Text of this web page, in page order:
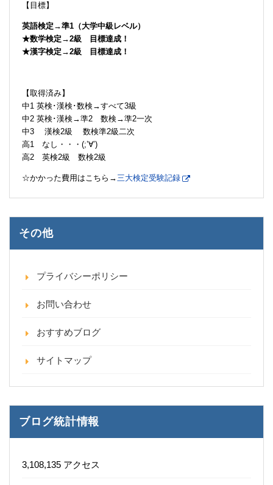
【目標】
英語検定→準1（大学中級レベル）
★数学検定→2級 目標達成！
★漢字検定→2級 目標達成！
【取得済み】
中1 英検･漢検･数検→すべて3級
中2 英検･漢検→準2 数検→準2一次
中3 漢検2級 数検準2級二次
高1 なし・・・(;’∀’)
高2 英検2級 数検2級
☆かかった費用はこちら→三大検定受験記録
その他
プライバシーポリシー
お問い合わせ
おすすめブログ
サイトマップ
ブログ統計情報
3,108,135 アクセス